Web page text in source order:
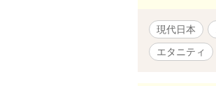
現代日本
エタニティ